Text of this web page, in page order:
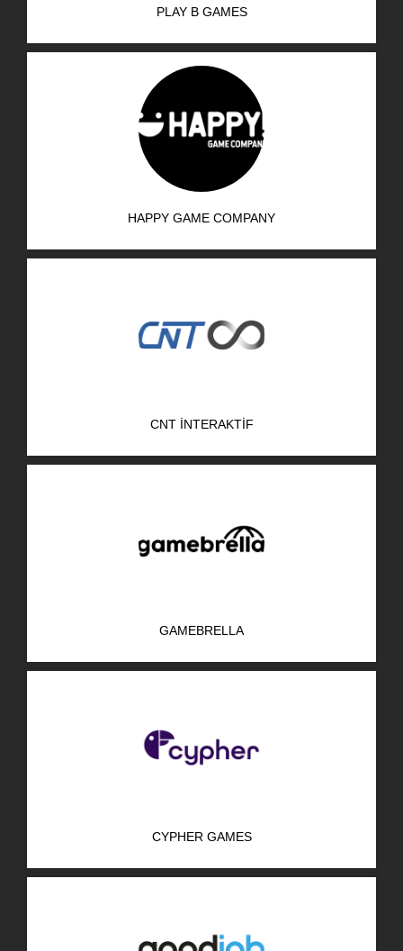
AR-GE Portal
Kariyer Portal
EN
PLAY B GAMES
HAPPY GAME COMPANY
CNT İNTERAKTIF
GAMEBRELLA
CYPHER GAMES